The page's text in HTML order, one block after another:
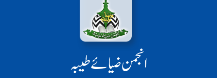
انجمن ضیائے طیبہ